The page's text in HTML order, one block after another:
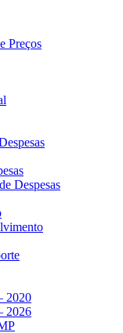
Preços
Despesas
2020
2026